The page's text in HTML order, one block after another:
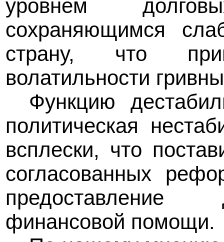
уровнем
сохраняющимся
страну, что
волатильности
Функцию
политическая
всплески, что
согласованных
финансовой помощи.